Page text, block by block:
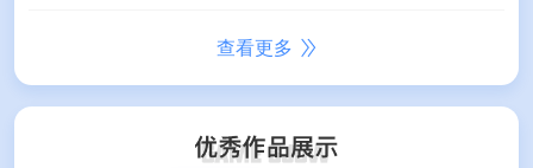
查看更多